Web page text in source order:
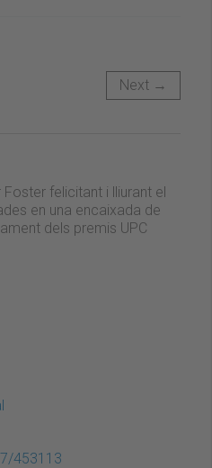
Next →
felicitant i lliurant el
en una encaixada de
dels premis UPC
453113